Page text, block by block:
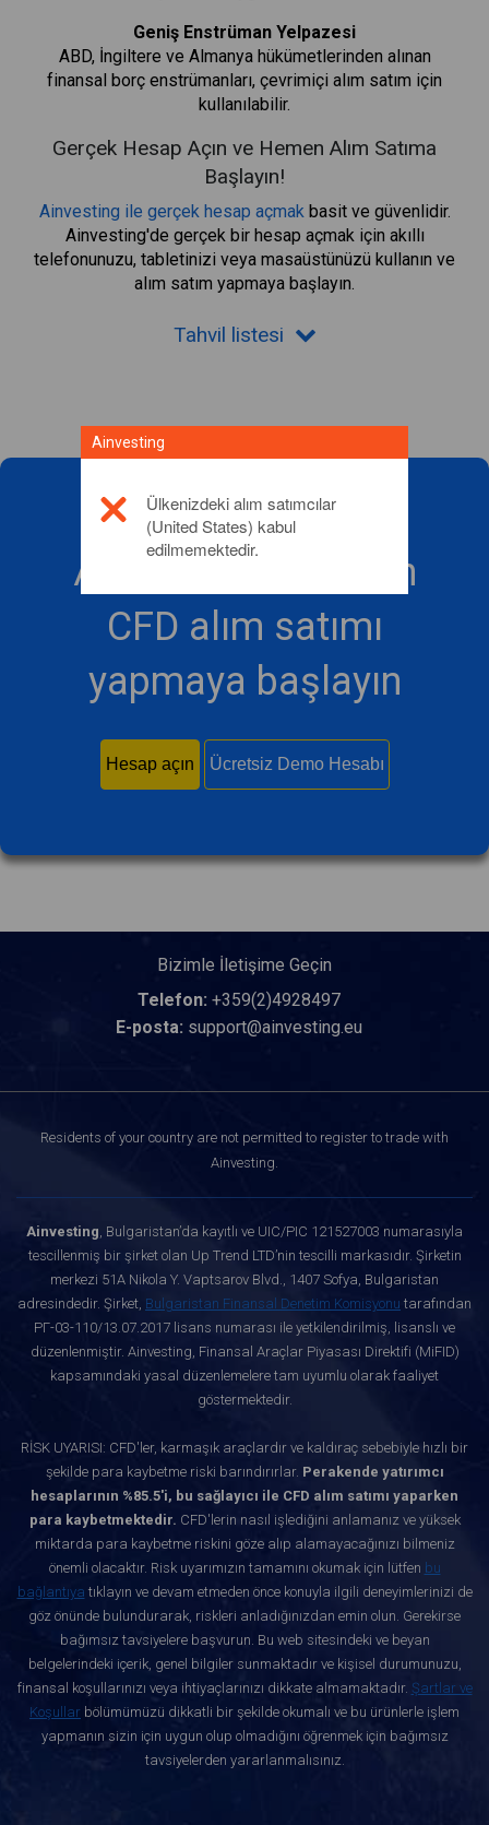
Geniş Enstrüman Yelpazesi
ABD, İngiltere ve Almanya hükümetlerinden alınan
finansal borç enstrümanları, çevrimiçi alım satım için
kullanılabilir.
Gerçek Hesap Açın ve Hemen Alım Satıma
Başlayın!
Ainvesting ile gerçek hesap açmakbasit ve güvenlidir.
Ainvesting'de gerçek bir hesap açmak için akıllı
telefonunuzu, tabletinizi veya masaüstünüzü kullanın ve
alım satım yapmaya başlayın.
Tahvil listesi
Ainvesting ile bugün
CFD alım satımı
yapmaya başlayın
Hesap açın Ücretsiz Demo Hesabı
Bizimle İletişime Geçin
Telefon: +359(2)4928497
E-posta: support@ainvesting.eu
Residents of your country are not permitted to register to trade with
Ainvesting.
Ainvesting, Bulgaristan’da kayıtlı ve UIC/PIC 121527003 numarasıyla
tescillenmiş bir şirket olan Up Trend LTD’nin tescilli markasıdır. Şirketin
merkezi 51A Nikola Y. Vaptsarov Blvd., 1407 Sofya, Bulgaristan
adresindedir. Şirket, Bulgaristan Finansal Denetim Komisyonu tarafından
РГ-03-110/13.07.2017 lisans numarası ile yetkilendirilmiş, lisanslı ve
düzenlenmiştir. Ainvesting, Finansal Araçlar Piyasası Direktifi (MiFID)
kapsamındaki yasal düzenlemelere tam uyumlu olarak faaliyet
göstermektedir.
RİSK UYARISI: CFD'ler, karmaşık araçlardır ve kaldıraç sebebiyle hızlı bir
şekilde para kaybetme riski barındırırlar. Perakende yatırımcı
hesaplarının %85.5'i, bu sağlayıcı ile CFD alım satımı yaparken
para kaybetmektedir. CFD'lerin nasıl işlediğini anlamanız ve yüksek
miktarda para kaybetme riskini göze alıp alamayacağınızı bilmeniz
önemli olacaktır. Risk uyarımızın tamamını okumak için lütfen bu
bağlantıya tıklayın ve devam etmeden önce konuyla ilgili deneyimlerinizi de
göz önünde bulundurarak, riskleri anladığınızdan emin olun. Gerekirse
bağımsız tavsiyelere başvurun. Bu web sitesindeki ve beyan
belgelerindeki içerik, genel bilgiler sunmaktadır ve kişisel durumunuzu,
finansal koşullarınızı veya ihtiyaçlarınızı dikkate almamaktadır. Şartlar ve
Koşullar bölümümüzü dikkatli bir şekilde okumalı ve bu ürünlerle işlem
yapmanın sizin için uygun olup olmadığını öğrenmek için bağımsız
tavsiyelerden yararlanmalısınız.
Ainvesting
Ülkenizdeki alım satımcılar
(United States) kabul
edilmemektedir.